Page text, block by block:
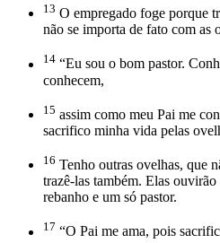
13 O empregado foge porque
não se importa de fato com as
14 “Eu sou o bom pastor.
conhecem,
15 assim como meu Pai me
sacrifico minha vida pelas
16 Tenho outras ovelhas, que
trazê-las também. Elas
rebanho e um só pastor.
17 “O Pai me ama, pois